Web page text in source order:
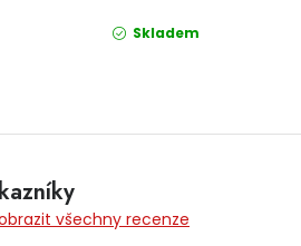
Skladem
všechny recenze